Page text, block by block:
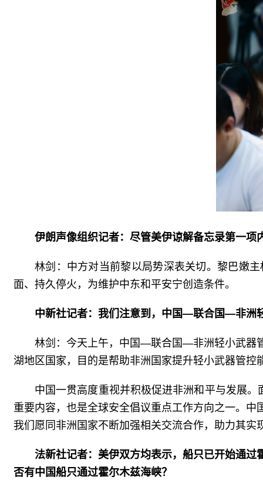
伊朗声像组织记者：尽管美伊谅解备忘录第一
林剑：中方对当前黎以局势深表关切。黎巴嫩
面、持久停火，为维护中东和平安宁创造条件。
中新社记者：我们注意到，中国—联合国—非洲
林剑：今天上午，中国—联合国—非洲轻小武器
湖地区国家，目的是帮助非洲国家提升轻小武器管控
中国一贯高度重视并积极促进非洲和平与发展
重要内容，也是全球安全倡议重点工作方向之一。
我们愿同非洲国家不断加强相关交流合作，助力其实
法新社记者：美伊双方均表示，船只已开始通
否有中国船只通过霍尔木兹海峡？